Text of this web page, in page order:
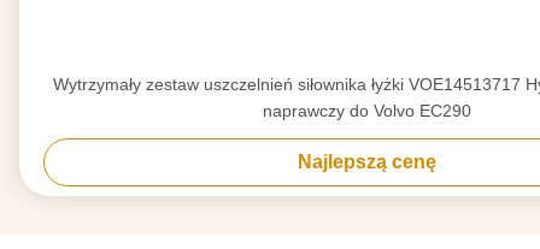
Wytrzymały zestaw uszczelnień siłownika łyżki VOE14513717
naprawczy do Volvo EC290
Najlepszą cenę